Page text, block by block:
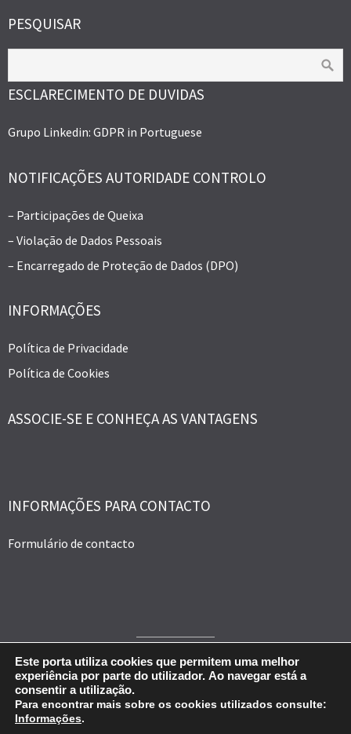
PESQUISAR
ESCLARECIMENTO DE DUVIDAS
Grupo Linkedin: GDPR in Portuguese
NOTIFICAÇÕES AUTORIDADE CONTROLO
– Participações de Queixa
– Violação de Dados Pessoais
– Encarregado de Proteção de Dados (DPO)
INFORMAÇÕES
Política de Privacidade
Política de Cookies
ASSOCIE-SE E CONHEÇA AS VANTAGENS
INFORMAÇÕES PARA CONTACTO
Formulário de contacto
© Portal do DPO - Encarregado de Protecção de Dados 2026.
Todos os direitos reservados
Este portal está licenciado com uma Licença
Este porta utiliza cookies que permitem uma melhor
experiência por parte do utilizador. Ao navegar está a
consentir a utilização.
Para encontrar mais sobre os cookies utilizados consulte:
Informações.